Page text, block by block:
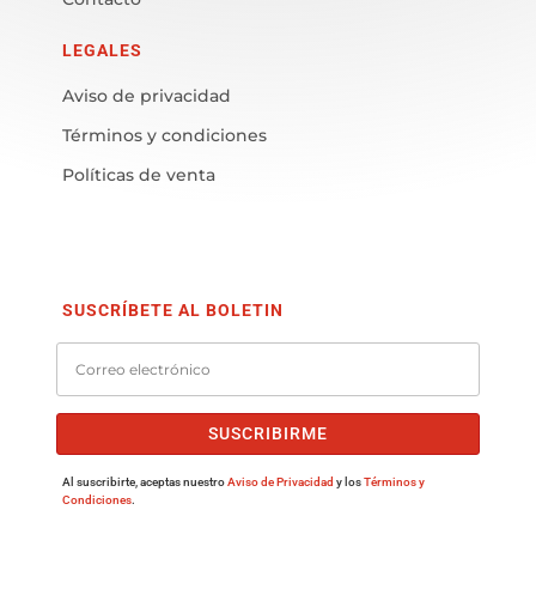
LEGALES
Aviso de privacidad
Términos y condiciones
Políticas de venta
SUSCRÍBETE AL BOLETIN
SUSCRIBIRME
Al suscribirte, aceptas nuestroAviso de Privacidad y losTérminos y
Condiciones.